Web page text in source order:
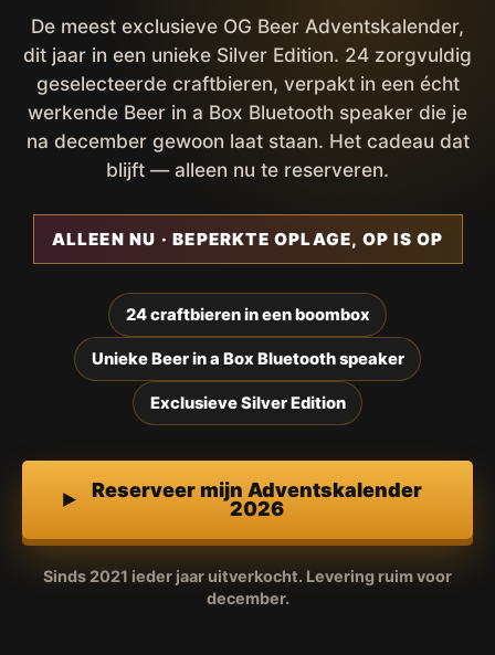
De meest exclusieve OG Beer Adventskalender,
dit jaar in een unieke Silver Edition. 24 zorgvuldig
geselecteerde craftbieren, verpakt in een écht
werkende Beer in a Box Bluetooth speaker die je
na december gewoon laat staan. Het cadeau dat
blijft — alleen nu te reserveren.
ALLEEN NU · BEPERKTE OPLAGE, OP IS OP
24 craftbieren in een boombox
Unieke Beer in a Box Bluetooth speaker
Exclusieve Silver Edition
Reserveer mijn Adventskalender
2026
Sinds 2021 ieder jaar uitverkocht. Levering ruim voor
december.